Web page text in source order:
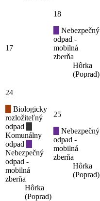
17
18
Nebezpečný
odpad -
mobilná
zberňa
Hôrka
(Poprad)
24
Biologicky
rozložiteľný
odpad
Komunálny
odpad
Nebezpečný
odpad -
mobilná
zberňa
Hôrka
(Poprad)
25
Nebezpečný
odpad -
mobilná
zberňa
Hôrka
(Poprad)